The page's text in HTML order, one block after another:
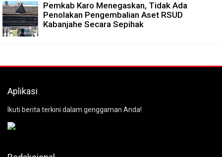
Pemkab Karo Menegaskan, Tidak Ada
Penolakan Pengembalian Aset RSUD
Kabanjahe Secara Sepihak
Aplikasi
Ikuti berita terkini dalam genggaman Anda!